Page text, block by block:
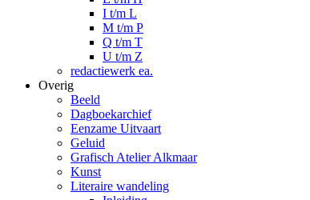
I t/m L
M t/m P
Q t/m T
U t/m Z
redactiewerk ea.
Overig
Beeld
Dagboekarchief
Eenzame Uitvaart
Geluid
Grafisch Atelier Alkmaar
Kunst
Literaire wandeling